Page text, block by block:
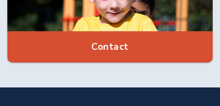
Contact